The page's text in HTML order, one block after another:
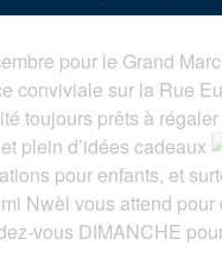
pour le Grand
conviviale sur la Rue
toujours prêts à
plein d’idées cadeaux
pour enfants, et
Nwèl vous attend
vous DIMANCHE